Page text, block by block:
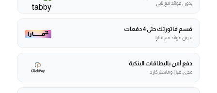
بدون فوائد مع تابي
قسم فاتورتك حتى 4 دفعات
بدون فوائد مع تمارا
دفع آمن بالبطاقات البنكية
مدى، فيزا، وماستركارد